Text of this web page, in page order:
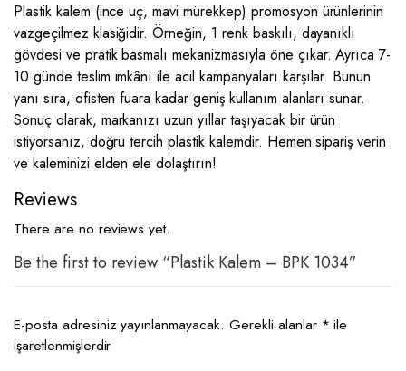
Plastik kalem (ince uç, mavi mürekkep) promosyon ürünlerinin
vazgeçilmez klasiğidir. Örneğin, 1 renk baskılı, dayanıklı
gövdesi ve pratik basmalı mekanizmasıyla öne çıkar. Ayrıca 7-
10 günde teslim imkânı ile acil kampanyaları karşılar. Bunun
yanı sıra, ofisten fuara kadar geniş kullanım alanları sunar.
Sonuç olarak, markanızı uzun yıllar taşıyacak bir ürün
istiyorsanız, doğru tercih plastik kalemdir. Hemen sipariş verin
ve kaleminizi elden ele dolaştırın!
Reviews
There are no reviews yet.
Be the first to review “Plastik Kalem – BPK 1034”
E-posta adresiniz yayınlanmayacak. Gerekli alanlar * ile
işaretlenmişlerdir